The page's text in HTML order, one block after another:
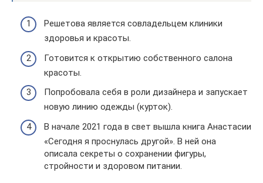
Решетова является совладельцем клиники
здоровья и красоты.
Готовится к открытию собственного салона
красоты.
Попробовала себя в роли дизайнера и запускает
новую линию одежды (курток).
В начале 2021 года в свет вышла книга Анастасии
«Сегодня я проснулась другой». В ней она
описала секреты о сохранении фигуры,
стройности и здоровом питании.